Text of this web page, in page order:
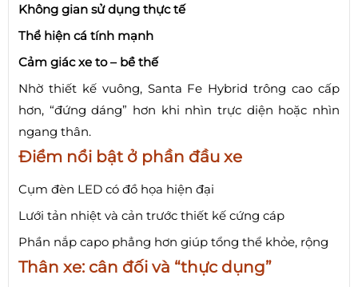
Không gian sử dụng thực tế
Thể hiện cá tính mạnh
Cảm giác xe to – bề thế
Nhờ thiết kế vuông, Santa Fe Hybrid trông cao cấp
hơn, “đứng dáng” hơn khi nhìn trực diện hoặc nhìn
ngang thân.
Điểm nổi bật ở phần đầu xe
Cụm đèn LED có đồ họa hiện đại
Lưới tản nhiệt và cản trước thiết kế cứng cáp
Phần nắp capo phẳng hơn giúp tổng thể khỏe, rộng
Thân xe: cân đối và “thực dụng”